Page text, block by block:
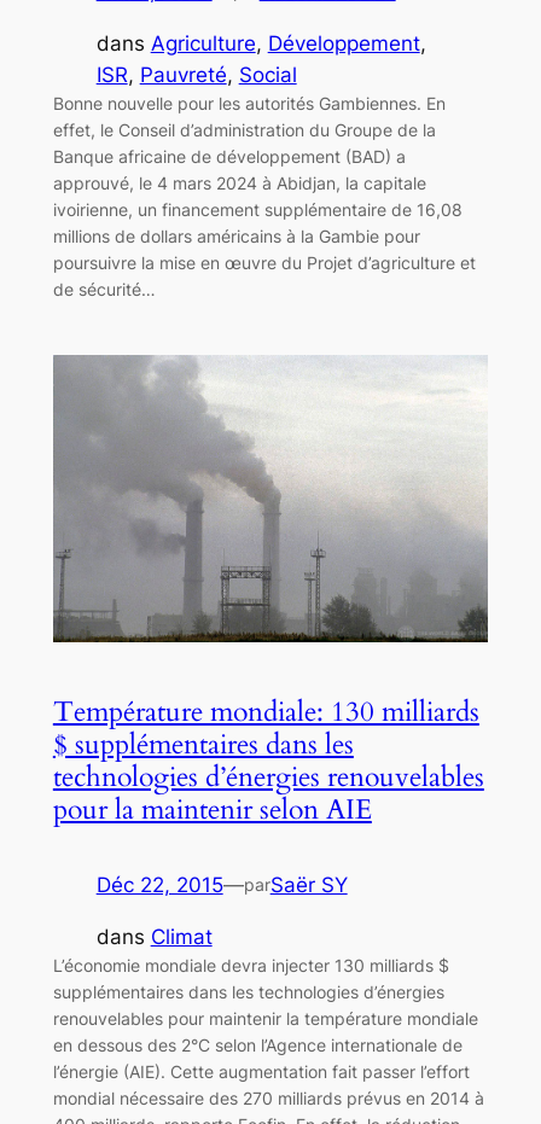
dans Agriculture, Développement
ISR, Pauvreté, Social
Bonne nouvelle pour les autorités Gambiennes. En
effet, le Conseil d’administration du Groupe de la
Banque africaine de développement (BAD) a
approuvé, le 4 mars 2024 à Abidjan, la capitale
ivoirienne, un financement supplémentaire de 16,08
millions de dollars américains à la Gambie pour
poursuivre la mise en œuvre du Projet d’agriculture et
de sécurité…
Température mondiale: 130 milliards
$ supplémentaires dans les
technologies d’énergies renouvelables
pour la maintenir selon AIE
Déc 22, 2015—parSaër SY
dans Climat
L’économie mondiale devra injecter 130 milliards $
supplémentaires dans les technologies d’énergies
renouvelables pour maintenir la température mondiale
en dessous des 2°C selon l’Agence internationale de
l’énergie (AIE). Cette augmentation fait passer l’effort
mondial nécessaire des 270 milliards prévus en 2014 à